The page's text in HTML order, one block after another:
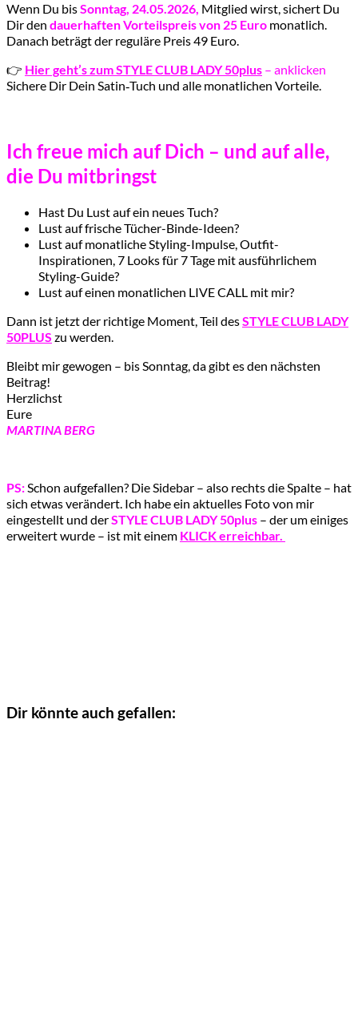
Wenn Du bisSonntag, 24.05.2026, Mitglied wirst, sichert Du
Dir den dauerhaften Vorteilspreis von 25 Euro monatlich.
Danach beträgt der reguläre Preis 49 Euro.
👉 Hier geht’s zum STYLE CLUB LADY 50plus – anklicken
Sichere Dir Dein Satin‑Tuch und alle monatlichen Vorteile.
Ich freue mich auf Dich – und auf alle,
die Du mitbringst
Hast Du Lust auf ein neues Tuch?
Lust auf frische Tücher-Binde-Ideen?
Lust auf monatliche Styling-Impulse, Outfit-
Inspirationen, 7 Looks für 7 Tage mit ausführlichem
Styling-Guide?
Lust auf einen monatlichen LIVE CALL mit mir?
Dann ist jetzt der richtige Moment, Teil desSTYLE CLUB LADY
50PLUS zu werden.
Bleibt mir gewogen – bis Sonntag, da gibt es den nächsten
Beitrag!
Herzlichst
Eure
MARTINA BERG
PS:Schon aufgefallen? Die Sidebar – also rechts die Spalte – hat
sich etwas verändert. Ich habe ein aktuelles Foto von mir
eingestellt und derSTYLECLUB LADY 50plus – der um einiges
erweitert wurde – ist mit einem KLICK erreichbar.
Dir könnte auch gefallen: